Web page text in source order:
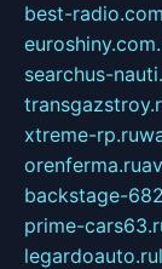
best-
searchus-
xtreme-rp.ru
orenferma.ru
backstage-
prime-
legardoauto.ru